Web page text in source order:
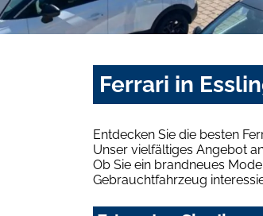
Ferrari in
Entdecken Sie die besten
Unser vielfältiges Angebot
Ob Sie ein brandneues
Gebrauchtfahrzeug